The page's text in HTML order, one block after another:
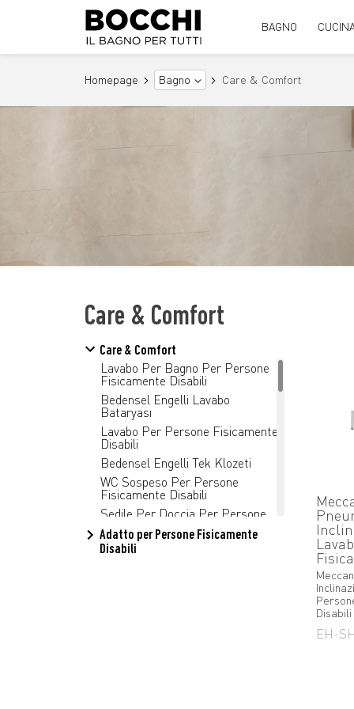
BAGNO
Homepage Bagno Care & Comfort
Care & Comfort
Care & Comfort
Lavabo Per Bagno Per Persone
Fisicamente Disabili
Bedensel Engelli Lavabo
Bataryası
Lavabo Per Persone Fisicamente
Disabili
Bedensel Engelli Tek Klozeti
WC Sospeso Per Persone
Fisicamente Disabili
Sedile Per Doccia Per Persone
Fisicamente Disabili
Specchio Per Il Bagno Per
Persone Fisicamente Disabili
Adatto per Persone Fisicamente
Disabili
Disabili
EH-